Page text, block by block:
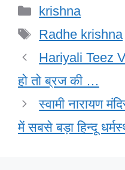
e
b
o
o
k
er
dI
n
A
p
Categories
krishna
Tags
Radhe krishna
Hariyali Teez
हो तो ब्रज की …
स्वामी नारायण
में सबसे बड़ा हिन्दू